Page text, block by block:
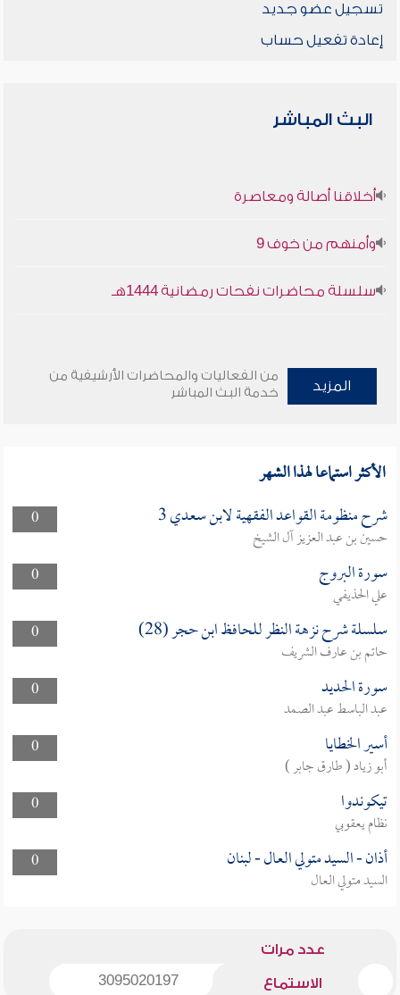
تسجيل عضو جديد
إعادة تفعيل حساب
البث المباشر
أخلاقنا أصالة ومعاصرة
وأمنهم من خوف 9
سلسلة محاضرات نفحات رمضانية 1444هـ
المزيد
من الفعاليات والمحاضرات الأرشيفية من
خدمة البث المباشر
الأكثر استماعا لهذا الشهر
0 شرح منظومة القواعد الفقهية لابن سعدي 3
حسين بن عبد العزيز آل الشيخ
0
سورة البروج
علي الحذيفي
0
سلسلة شرح نزهة النظر للحافظ ابن حجر (28)
حاتم بن عارف الشريف
0
سورة الحديد
عبد الباسط عبد الصمد
0
أسير الخطايا
أبو زياد ( طارق جابر )
0
تيكوندوا
نظام يعقوبي
0
أذان - السيد متولي العال - لبنان
السيد متولي العال
عدد مرات
الاستماع 3095020197